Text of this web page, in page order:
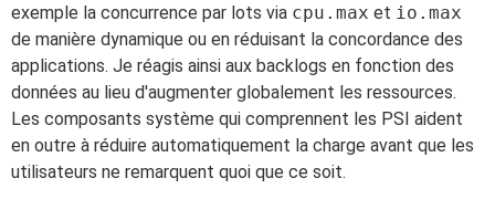
exemple la concurrence par lots via cpu.max et io.max
de manière dynamique ou en réduisant la concordance des
applications. Je réagis ainsi aux backlogs en fonction des
données au lieu d'augmenter globalement les ressources.
Les composants système qui comprennent les PSI aident
en outre à réduire automatiquement la charge avant que les
utilisateurs ne remarquent quoi que ce soit.